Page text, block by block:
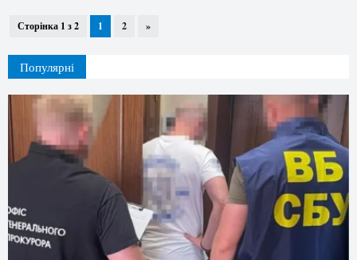
Сторінка 1 з 2 1 2 »
Популярні